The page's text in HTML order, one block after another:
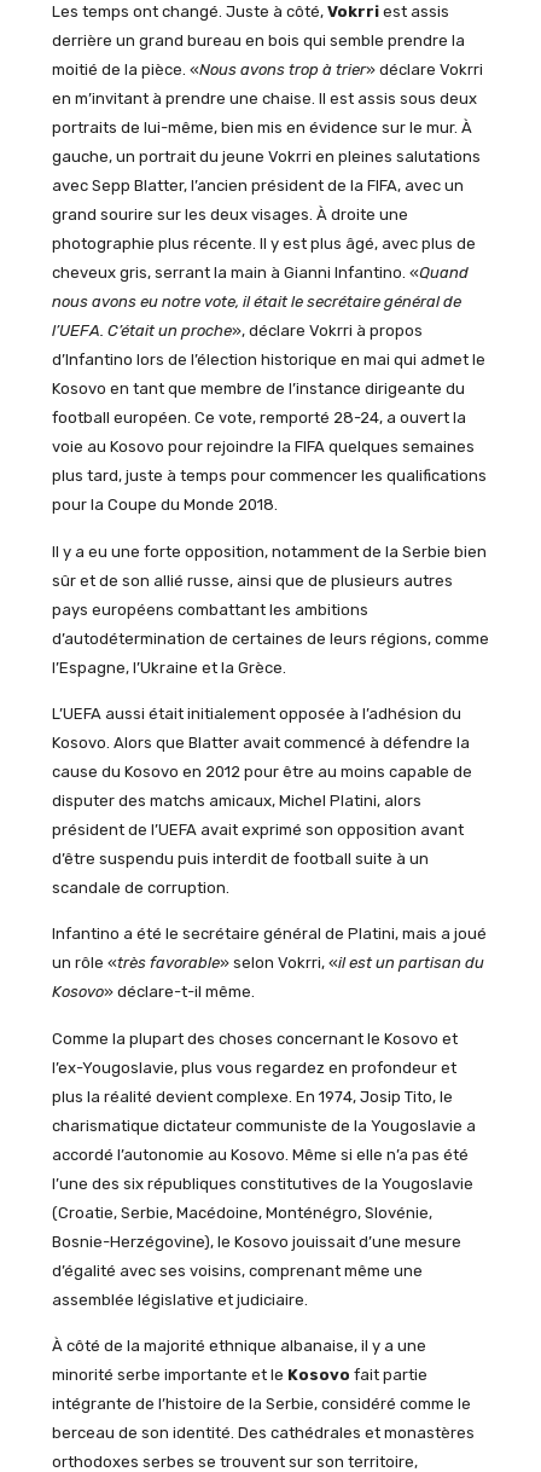
Les temps ont changé. Juste à côté, Vokrriest assis
derrière un grand bureau en bois qui semble prendre la
moitié de la pièce. «Nous avons trop à trier» déclare Vokrri
en m’invitant à prendre une chaise. Il est assis sous deux
portraits de lui-même, bien mis en évidence sur le mur. À
gauche, un portrait du jeune Vokrri en pleines salutations
avec Sepp Blatter, l’ancien président de la FIFA, avec un
grand sourire sur les deux visages. À droite une
photographie plus récente. Il y est plus âgé, avec plus de
cheveux gris, serrant la main à Gianni Infantino. «Quand
nous avons eu notre vote, il était le secrétaire général de
l’UEFA. C’était un proche», déclare Vokrri à propos
d’Infantino lors de l’élection historique en mai qui admet le
Kosovo en tant que membre de l’instance dirigeante du
football européen. Ce vote, remporté 28-24, a ouvert la
voie au Kosovo pour rejoindre la FIFA quelques semaines
plus tard, juste à temps pour commencer les qualifications
pour la Coupe du Monde 2018.
Il y a eu une forte opposition, notamment de la Serbie bien
sûr et de son allié russe, ainsi que de plusieurs autres
pays européens combattant les ambitions
d’autodétermination de certaines de leurs régions, comme
l’Espagne, l’Ukraine et la Grèce.
L’UEFA aussi était initialement opposée à l’adhésion du
Kosovo. Alors que Blatter avait commencé à défendre la
cause du Kosovo en 2012 pour être au moins capable de
disputer des matchs amicaux, Michel Platini, alors
président de l’UEFA avait exprimé son opposition avant
d’être suspendu puis interdit de football suite à un
scandale de corruption.
Infantino a été le secrétaire général de Platini, mais a joué
un rôle «très favorable» selon Vokrri, «il est un partisan du
Kosovo» déclare-t-il même.
Comme la plupart des choses concernant le Kosovo et
l’ex-Yougoslavie, plus vous regardez en profondeur et
plus la réalité devient complexe. En 1974, Josip Tito, le
charismatique dictateur communiste de la Yougoslavie a
accordé l’autonomie au Kosovo. Même si elle n’a pas été
l’une des six républiques constitutives de la Yougoslavie
(Croatie, Serbie, Macédoine, Monténégro, Slovénie,
Bosnie-Herzégovine), le Kosovo jouissait d’une mesure
d’égalité avec ses voisins, comprenant même une
assemblée législative et judiciaire.
À côté de la majorité ethnique albanaise, il y a une
minorité serbe importante et le Kosovo fait partie
intégrante de l’histoire de la Serbie, considéré comme le
berceau de son identité. Des cathédrales et monastères
orthodoxes serbes se trouvent sur son territoire,